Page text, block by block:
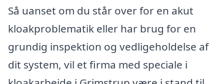
Så uanset om du står over for en akut
kloakproblematik eller har brug for en
grundig inspektion og vedligeholdelse af
dit system, vil et firma med speciale i